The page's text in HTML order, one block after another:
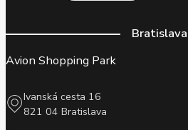
Bratislava
Avion Shopping Park
Ivanská cesta 16
821 04 Bratislava